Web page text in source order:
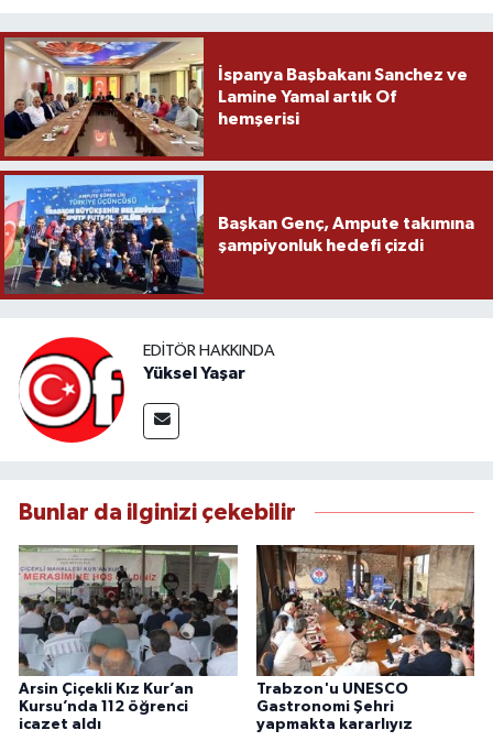
İspanya Başbakanı Sanchez ve
Lamine Yamal artık Of
hemşerisi
Başkan Genç, Ampute takımına
şampiyonluk hedefi çizdi
EDITÖR HAKKINDA
Yüksel Yaşar
Bunlar da ilginizi çekebilir
Arsin Çiçekli Kız Kur’an
Kursu’nda 112 öğrenci
icazet aldı
Trabzon'u UNESCO
Gastronomi Şehri
yapmakta kararlıyız